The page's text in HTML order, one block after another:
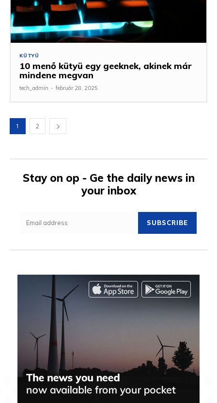
KÜTYÜ
10 menő kütyü egy geeknek, akinek már
mindene megvan
tech_admin - február 28, 2025
1 2
Stay on op - Ge the daily news in
your inbox
SUBSCRIBE